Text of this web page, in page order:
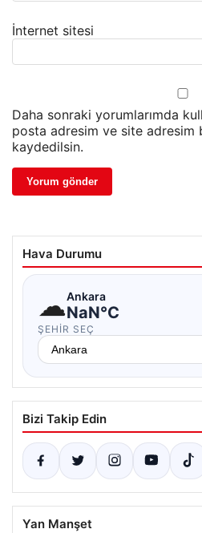
İnternet sitesi
Daha sonraki yorumlarımda
posta adresim ve site adresim
kaydedilsin.
Hava Durumu
☁Ankara
NaN°C
ŞEHIR SEÇ
Bizi Takip Edin
Yan Manşet